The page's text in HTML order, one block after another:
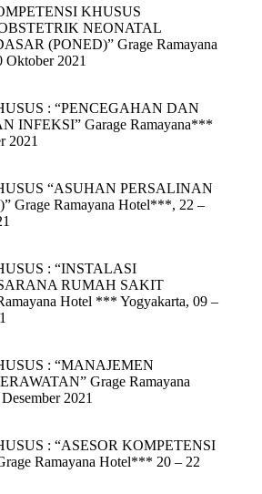
KHUSUS
NEONATAL
(PONED)” Grage Ramayana
2021
: “PENCEGAHAN DAN
INFEKSI” Garage Ramayana***
2021
“ASUHAN PERSALINAN
Grage Ramayana Hotel***, 22 –
: “INSTALASI
RUMAH SAKIT
Hotel *** Yogyakarta, 09 –
: “MANAJEMEN
Grage Ramayana
2021
: “ASESOR KOMPETENSI
Ramayana Hotel*** 20 – 22